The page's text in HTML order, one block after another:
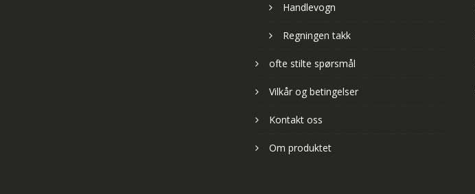
Handlevogn
Regningen takk
ofte stilte spørsmål
Vilkår og betingelser
Kontakt oss
Om produktet